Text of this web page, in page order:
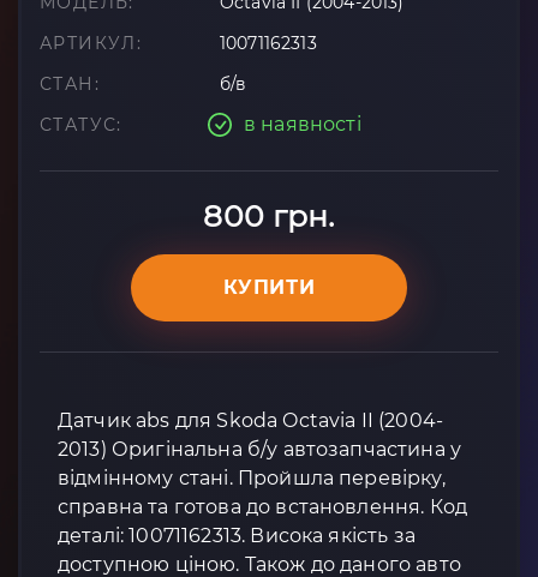
АРТИКУЛ:
10071162313
СТАН:
б/в
СТАТУС:
в наявності
800 грн.
КУПИТИ
Датчик abs для Skoda Octavia II (2004-
2013) Оригінальна б/у автозапчастина у
відмінному стані. Пройшла перевірку,
справна та готова до встановлення. Код
деталі: 10071162313. Висока якість за
доступною ціною. Також до даного авто